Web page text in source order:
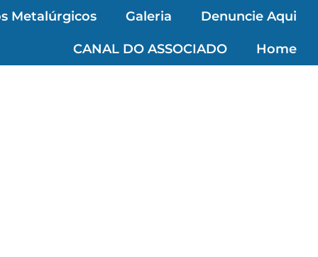
Metalúrgicos Galeria Denuncie Aqui
CANAL DO ASSOCIADO Home